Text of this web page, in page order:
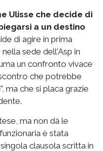
Ulisse che decide di
a un destino
di agire in prima
sede dell'Asp in
un confronto vivace
che potrebbe
ma che si placa grazie
ma non dà le
è stata
clausola scritta in